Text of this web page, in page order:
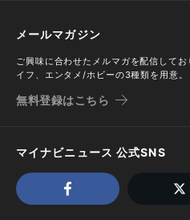
メールマガジン
ご興味に合わせたメルマガを配信して
イフ、エンタメ/ホビーの3種類を用意。
無料登録はこちら
マイナビニュース 公式SNS